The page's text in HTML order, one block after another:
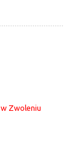
Zwoleniu